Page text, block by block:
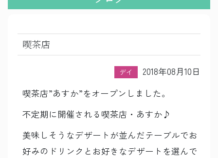
喫茶店
デイ
2018年08月10日
喫茶店”あすか”をオープンしました。
不定期に開催される喫茶店・あすか♪
美味しそうなデザートが並んだテーブルでお
好みのドリンクとお好きなデザートを選んで